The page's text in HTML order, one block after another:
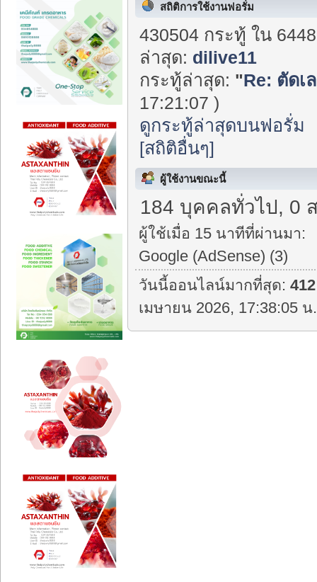
สถิติการใช้งานฟอรั่ม
430504 กระทู้ ใน
ล่าสุด: dilive11
กระทู้ล่าสุด: "Re: ตัดเ
17:21:07 )
ดูกระทู้ล่าสุดบนฟอรั่ม
[สถิติอื่นๆ]
ผู้ใช้งานขณะนี้
184 บุคคลทั่วไป, 0
ผู้ใช้เมื่อ 15 นาทีที่ผ่านมา:
Google (AdSense) (3)
วันนี้ออนไลน์มากที่สุด:412
เมษายน 2026, 17:38:05 น